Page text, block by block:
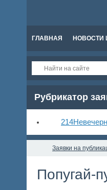
ГЛАВНАЯ НОВОСТИ
Рубрикатор
214
Заявки на
Попугай-